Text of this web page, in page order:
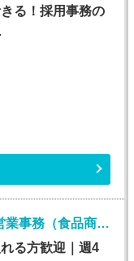
る！採用事務の
営業事務(土日勤務できる方歓迎の営業事務（食品商社）)
る方歓迎｜週4